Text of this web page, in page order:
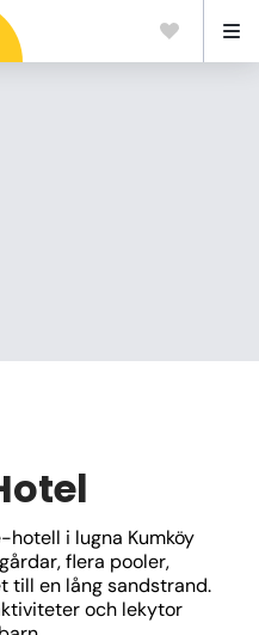
i lugna Kumköy
flera pooler,
till en lång sandstrand.
och lekytor